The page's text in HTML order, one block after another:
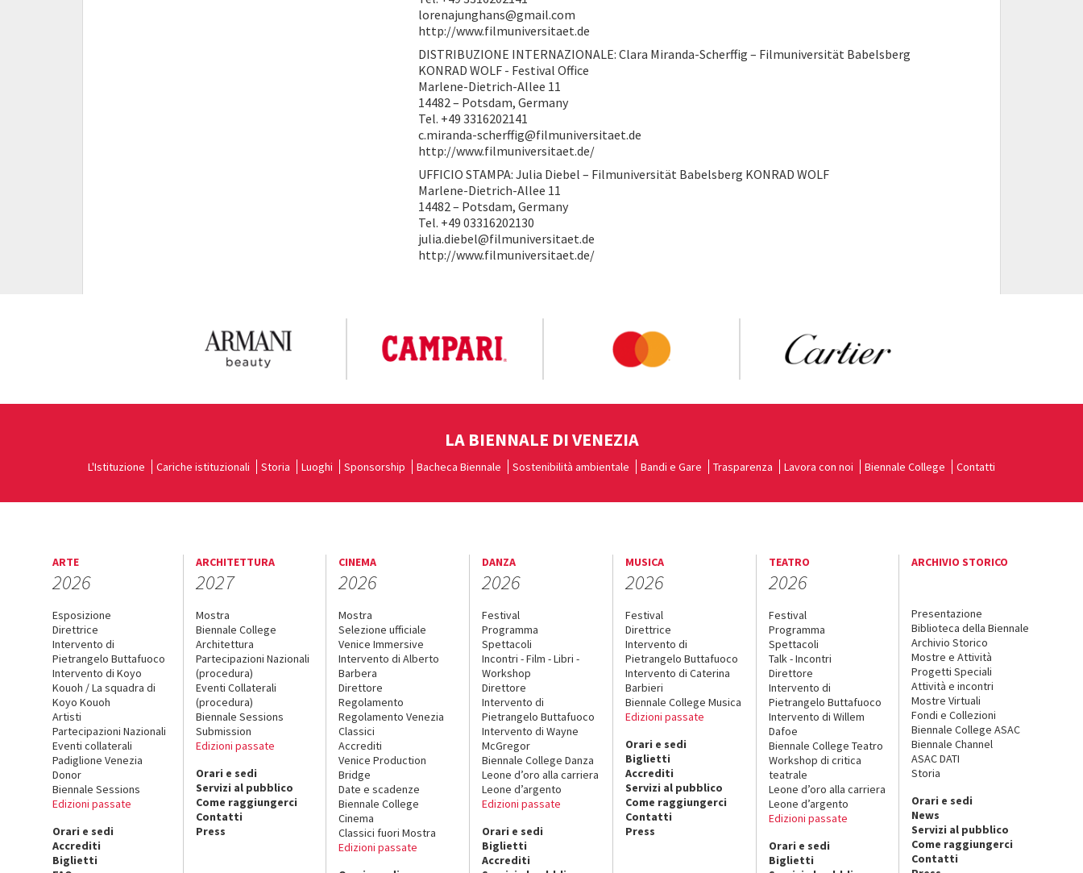
lorenajunghans@gmail.com
http://www.filmuniversitaet.de
DISTRIBUZIONE INTERNAZIONALE: Clara Miranda-Scherffig – Filmuniversität Babelsberg
KONRAD WOLF - Festival Office
Marlene-Dietrich-Allee 11
14482 – Potsdam, Germany
Tel. +49 3316202141
c.miranda-scherffig@filmuniversitaet.de
http://www.filmuniversitaet.de/
UFFICIO STAMPA: Julia Diebel – Filmuniversität Babelsberg KONRAD WOLF
Marlene-Dietrich-Allee 11
14482 – Potsdam, Germany
Tel. +49 03316202130
julia.diebel@filmuniversitaet.de
http://www.filmuniversitaet.de/
LA BIENNALE DI VENEZIA
L'Istituzione Cariche istituzionali Storia Luoghi Sponsorship Bacheca Biennale Sostenibilità ambientale Bandi e Gare Trasparenza Lavora con noi Biennale College Contatti
ARTE
2026
Esposizione
Direttrice
Intervento di
Pietrangelo Buttafuoco
Intervento di Koyo
Kouoh / La squadra di
Koyo Kouoh
Artisti
Partecipazioni Nazionali
Eventi collaterali
Padiglione Venezia
Donor
Biennale Sessions
Edizioni passate
Orari e sedi
Accrediti
Biglietti
ARCHITETTURA
2027
Mostra
Biennale College
Architettura
Partecipazioni Nazionali
(procedura)
Eventi Collaterali
(procedura)
Biennale Sessions
Submission
Edizioni passate
Orari e sedi
Servizi al pubblico
Come raggiungerci
Contatti
Press
CINEMA
2026
Mostra
Selezione ufficiale
Venice Immersive
Intervento di Alberto
Barbera
Direttore
Regolamento
Regolamento Venezia
Classici
Accrediti
Venice Production
Bridge
Date e scadenze
Biennale College
Cinema
Classici fuori Mostra
Edizioni passate
DANZA
2026
Festival
Programma
Spettacoli
Incontri - Film - Libri -
Workshop
Direttore
Intervento di
Pietrangelo Buttafuoco
Intervento di Wayne
McGregor
Biennale College Danza
Leone d’oro alla carriera
Leone d’argento
Edizioni passate
Orari e sedi
Biglietti
Accrediti
MUSICA
2026
Festival
Direttrice
Intervento di
Pietrangelo Buttafuoco
Intervento di Caterina
Barbieri
Biennale College Musica
Edizioni passate
Orari e sedi
Biglietti
Accrediti
Servizi al pubblico
Come raggiungerci
Contatti
Press
TEATRO
2026
Festival
Programma
Spettacoli
Talk - Incontri
Direttore
Intervento di
Pietrangelo Buttafuoco
Intervento di Willem
Dafoe
Biennale College Teatro
Workshop di critica
teatrale
Leone d’oro alla carriera
Leone d’argento
Edizioni passate
Orari e sedi
Biglietti
ARCHIVIO STORICO
Presentazione
Biblioteca della Biennale
Archivio Storico
Mostre e Attività
Progetti Speciali
Attività e incontri
Mostre Virtuali
Fondi e Collezioni
Biennale College ASAC
Biennale Channel
ASAC DATI
Storia
Orari e sedi
News
Servizi al pubblico
Come raggiungerci
Contatti